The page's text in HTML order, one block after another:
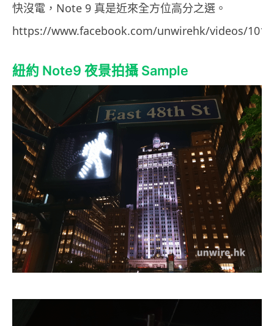
快沒電，Note 9 真是近來全方位高分之選。
https://www.facebook.com/unwirehk/videos/
紐約 Note9 夜景拍攝 Sample